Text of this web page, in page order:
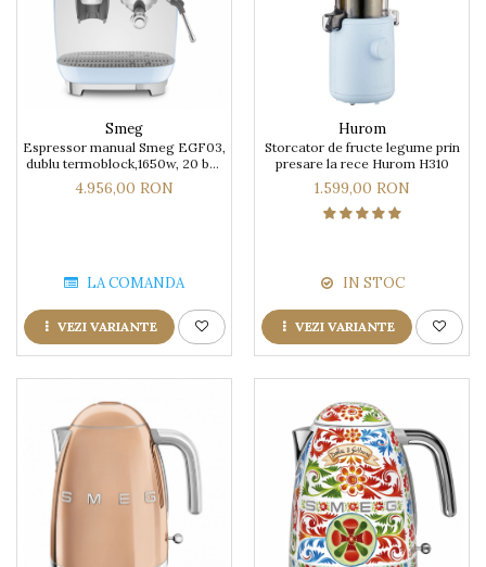
Smeg
Espressor manual Smeg EGF03,
dublu termoblock,1650w, 20 bar
cu rasnita
4.956,00 RON
LA COMANDA
VEZI VARIANTE
Hurom
Storcator de fructe legume prin
presare la rece Hurom H310
1.599,00 RON
IN STOC
VEZI VARIANTE